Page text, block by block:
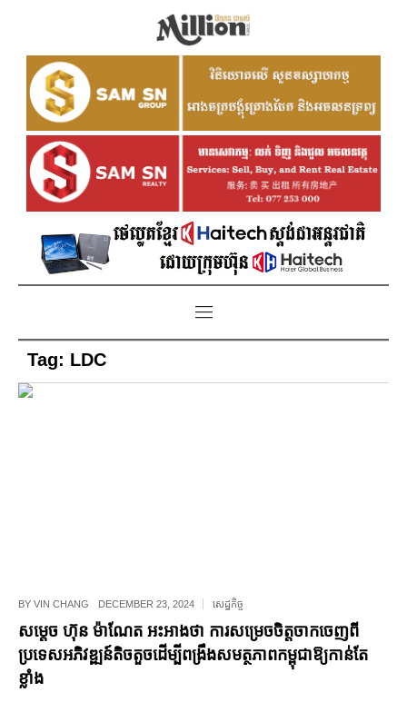
Tag: LDC
BY VIN CHANG DECEMBER 23, 2024 សេដ្ឋកិច្ច
សម្តេច ហ៊ុន ម៉ាណែត អះអាងថា ការសម្រេចចិត្តចាកចេញពី
ប្រទេសអភិវឌ្ឍន៍តិចតួចដើម្បីពង្រឹងសមត្ថភាពកម្ពុជាឱ្យកាន់តែ
ខ្លាំង